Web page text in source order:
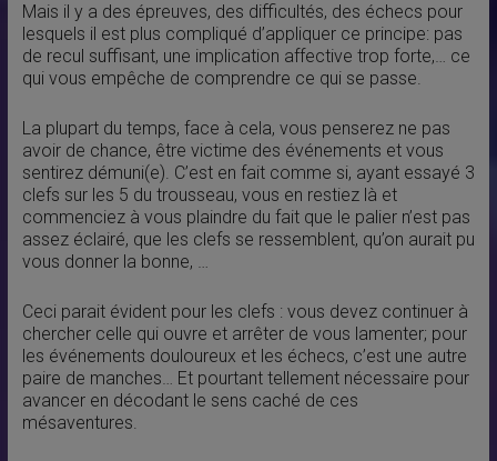
Mais il y a des épreuves, des difficultés, des échecs pour
lesquels il est plus compliqué d’appliquer ce principe: pas
de recul suffisant, une implication affective trop forte,… ce
qui vous empêche de comprendre ce qui se passe.
La plupart du temps, face à cela, vous penserez ne pas
avoir de chance, être victime des événements et vous
sentirez démuni(e). C’est en fait comme si, ayant essayé 3
clefs sur les 5 du trousseau, vous en restiez là et
commenciez à vous plaindre du fait que le palier n’est pas
assez éclairé, que les clefs se ressemblent, qu’on aurait pu
vous donner la bonne, …
Ceci parait évident pour les clefs : vous devez continuer à
chercher celle qui ouvre et arrêter de vous lamenter; pour
les événements douloureux et les échecs, c’est une autre
paire de manches… Et pourtant tellement nécessaire pour
avancer en décodant le sens caché de ces
mésaventures.